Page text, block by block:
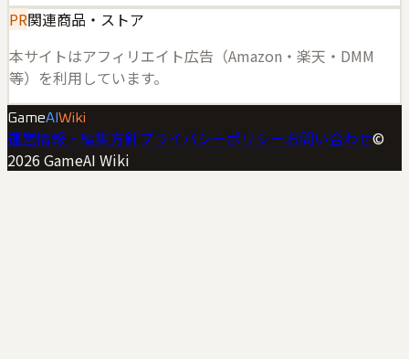
PR関連商品・ストア
本サイトはアフィリエイト広告（Amazon・楽天・DMM
等）を利用しています。
GameAIWiki
運営情報・編集方針プライバシーポリシーお問い合わせ©
2026 GameAI Wiki